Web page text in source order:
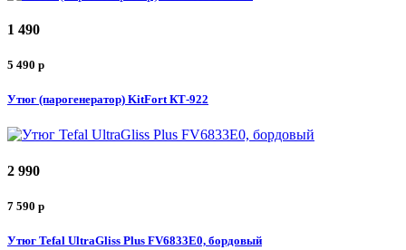
1 490
5 490 p
Утюг (парогенератор) KitFort КТ-922
2 990
7 590 p
Утюг Tefal UltraGliss Plus FV6833E0, бордовый